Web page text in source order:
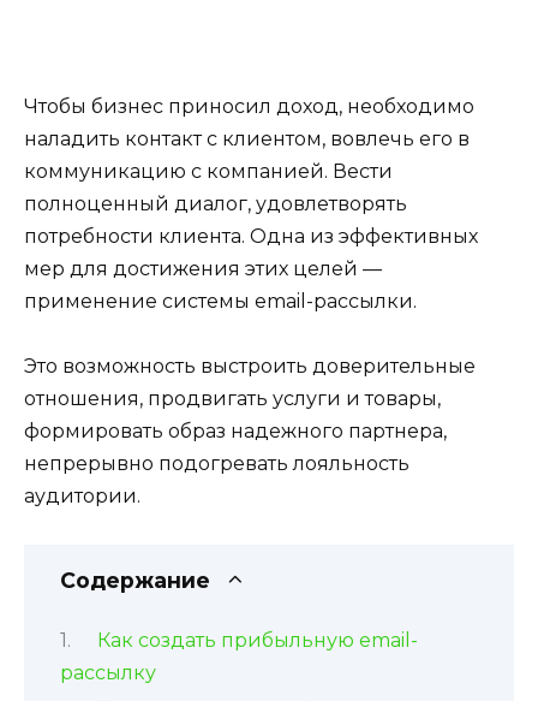
Чтобы бизнес приносил доход, необходимо
наладить контакт с клиентом, вовлечь его в
коммуникацию с компанией. Вести
полноценный диалог, удовлетворять
потребности клиента. Одна из эффективных
мер для достижения этих целей —
применение системы email-рассылки.
Это возможность выстроить доверительные
отношения, продвигать услуги и товары,
формировать образ надежного партнера,
непрерывно подогревать лояльность
аудитории.
Содержание
Как создать прибыльную email-
рассылку